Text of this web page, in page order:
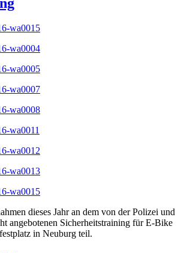
dieses Jahr an dem von der Polizei und
angebotenen Sicherheitstraining für E-Bike
in Neuburg teil.